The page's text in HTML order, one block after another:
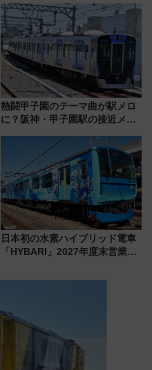
熱闘甲子園のテーマ曲が駅メロ
に？阪神・甲子園駅の接近メロ
谷実アレンジの特別仕様へ、8月
5日始発から
日本初の水素ハイブリッド電車
「HYBARI」2027年度末営業運
で水素利活用が加速